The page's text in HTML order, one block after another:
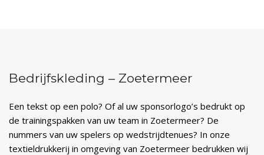
Bedrijfskleding – Zoetermeer
Een tekst op een polo? Of al uw sponsorlogo’s bedrukt op
de trainingspakken van uw team in Zoetermeer? De
nummers van uw spelers op wedstrijdtenues? In onze
textieldrukkerij in omgeving van Zoetermeer bedrukken wij